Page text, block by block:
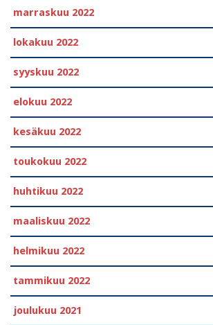
marraskuu 2022
lokakuu 2022
syyskuu 2022
elokuu 2022
kesäkuu 2022
toukokuu 2022
huhtikuu 2022
maaliskuu 2022
helmikuu 2022
tammikuu 2022
joulukuu 2021